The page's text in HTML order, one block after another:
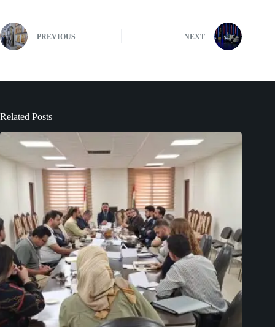
PREVIOUS NEXT
Related Posts